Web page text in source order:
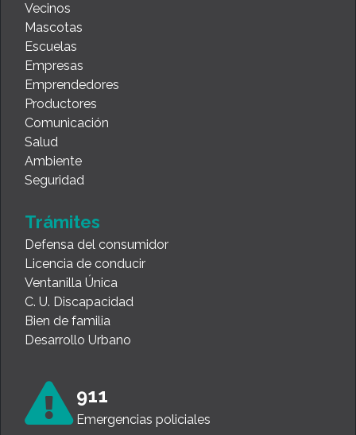
Vecinos
Mascotas
Escuelas
Empresas
Emprendedores
Productores
Comunicación
Salud
Ambiente
Seguridad
Trámites
Defensa del consumidor
Licencia de conducir
Ventanilla Única
C. U. Discapacidad
Bien de familia
Desarrollo Urbano
911
Emergencias policiales